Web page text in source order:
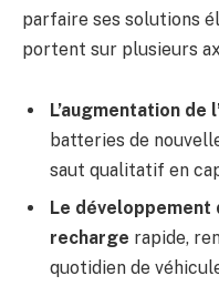
parfaire ses solutions
portent sur plusieurs
L’augmentation de
batteries de
saut qualitatif en
Le
recharge rapide,
quotidien de